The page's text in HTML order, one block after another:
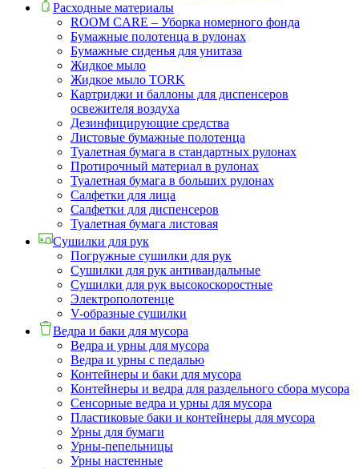
Расходные материалы
ROOM CARE – Уборка номерного фонда
Бумажные полотенца в рулонах
Бумажные сиденья для унитаза
Жидкое мыло
Жидкое мыло TORK
Картриджи и баллоны для диспенсеров
освежителя воздуха
Дезинфицирующие средства
Листовые бумажные полотенца
Туалетная бумага в стандартных рулонах
Протирочный материал в рулонах
Туалетная бумага в больших рулонах
Салфетки для лица
Салфетки для диспенсеров
Туалетная бумага листовая
Сушилки для рук
Погружные сушилки для рук
Сушилки для рук антивандальные
Сушилки для рук высокоскоростные
Электрополотенце
V-образные сушилки
Ведра и баки для мусора
Ведра и урны для мусора
Ведра и урны с педалью
Контейнеры и баки для мусора
Контейнеры и ведра для раздельного сбора мусора
Сенсорные ведра и урны для мусора
Пластиковые баки и контейнеры для мусора
Урны для бумаги
Урны-пепельницы
Урны настенные